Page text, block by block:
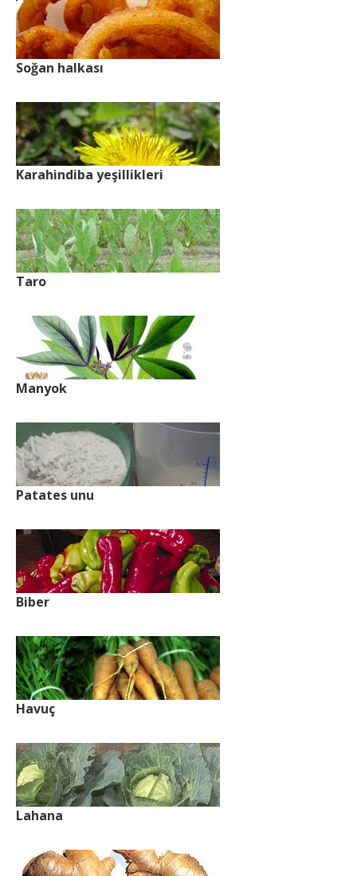
Soğan halkası
Karahindiba yeşillikleri
Taro
Manyok
Patates unu
Biber
Havuç
Lahana